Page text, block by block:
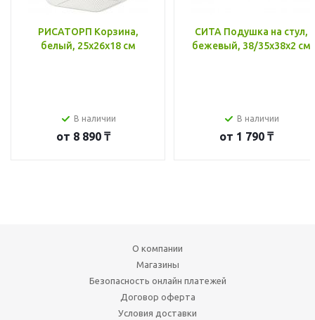
РИСАТОРП Корзина,
белый, 25x26x18 см
В наличии
от 8 890 ₸
СИТА Подушка на стул,
бежевый, 38/35x38x2 см
В наличии
от 1 790 ₸
О компании
Магазины
Безопасность онлайн платежей
Договор оферта
Условия доставки